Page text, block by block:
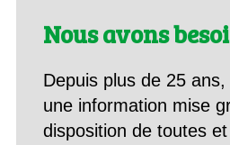
Nous avons
Depuis plus de 25
une information mise
disposition de toutes